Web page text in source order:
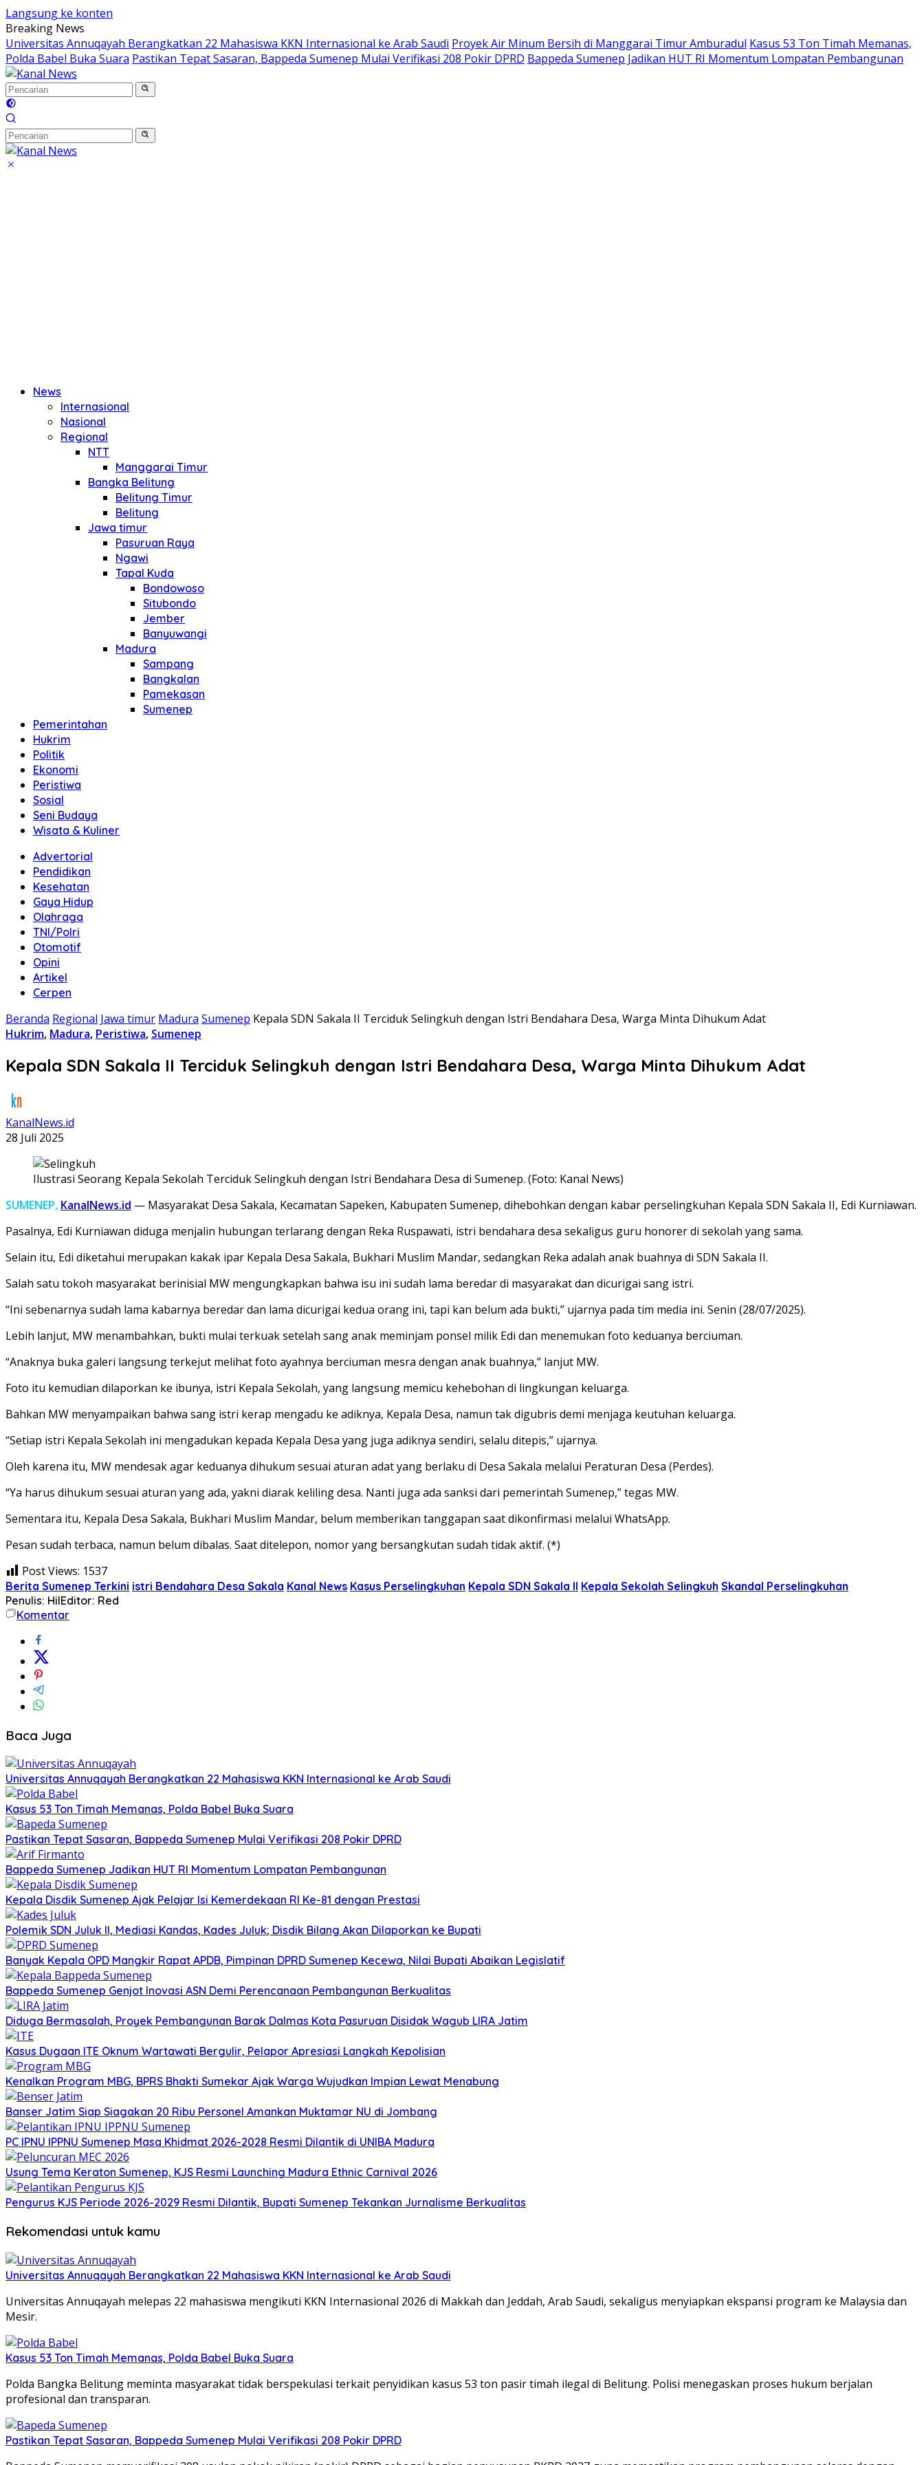
Langsung ke konten
Breaking News
Universitas Annuqayah Berangkatkan 22 Mahasiswa KKN Internasional ke Arab Saudi Proyek Air Minum Bersih di Manggarai Timur Amburadul Kasus 53 Ton Timah Memanas,
Polda Babel Buka Suara Pastikan Tepat Sasaran, Bappeda Sumenep Mulai Verifikasi 208 Pokir DPRD Bappeda Sumenep Jadikan HUT RI Momentum Lompatan Pembangunan
News
Internasional
Nasional
Regional
NTT
Manggarai Timur
Bangka Belitung
Belitung Timur
Belitung
Jawa timur
Pasuruan Raya
Ngawi
Tapal Kuda
Bondowoso
Situbondo
Jember
Banyuwangi
Madura
Sampang
Bangkalan
Pamekasan
Sumenep
Pemerintahan
Hukrim
Politik
Ekonomi
Peristiwa
Sosial
Seni Budaya
Wisata & Kuliner
Advertorial
Pendidikan
Kesehatan
Gaya Hidup
Olahraga
TNI/Polri
Otomotif
Opini
Artikel
Cerpen
Beranda Regional Jawa timur Madura Sumenep Kepala SDN Sakala II Terciduk Selingkuh dengan Istri Bendahara Desa, Warga Minta Dihukum Adat
Hukrim, Madura, Peristiwa, Sumenep
Kepala SDN Sakala II Terciduk Selingkuh dengan Istri Bendahara Desa, Warga Minta Dihukum Adat
KanalNews.id
28 Juli 2025
Ilustrasi Seorang Kepala Sekolah Terciduk Selingkuh dengan Istri Bendahara Desa di Sumenep. (Foto: Kanal News)
SUMENEP, KanalNews.id — Masyarakat Desa Sakala, Kecamatan Sapeken, Kabupaten Sumenep, dihebohkan dengan kabar perselingkuhan Kepala SDN Sakala II, Edi Kurniawan.
Pasalnya, Edi Kurniawan diduga menjalin hubungan terlarang dengan Reka Ruspawati, istri bendahara desa sekaligus guru honorer di sekolah yang sama.
Selain itu, Edi diketahui merupakan kakak ipar Kepala Desa Sakala, Bukhari Muslim Mandar, sedangkan Reka adalah anak buahnya di SDN Sakala II.
Salah satu tokoh masyarakat berinisial MW mengungkapkan bahwa isu ini sudah lama beredar di masyarakat dan dicurigai sang istri.
“Ini sebenarnya sudah lama kabarnya beredar dan lama dicurigai kedua orang ini, tapi kan belum ada bukti,” ujarnya pada tim media ini. Senin (28/07/2025).
Lebih lanjut, MW menambahkan, bukti mulai terkuak setelah sang anak meminjam ponsel milik Edi dan menemukan foto keduanya berciuman.
“Anaknya buka galeri langsung terkejut melihat foto ayahnya berciuman mesra dengan anak buahnya,” lanjut MW.
Foto itu kemudian dilaporkan ke ibunya, istri Kepala Sekolah, yang langsung memicu kehebohan di lingkungan keluarga.
Bahkan MW menyampaikan bahwa sang istri kerap mengadu ke adiknya, Kepala Desa, namun tak digubris demi menjaga keutuhan keluarga.
“Setiap istri Kepala Sekolah ini mengadukan kepada Kepala Desa yang juga adiknya sendiri, selalu ditepis,” ujarnya.
Oleh karena itu, MW mendesak agar keduanya dihukum sesuai aturan adat yang berlaku di Desa Sakala melalui Peraturan Desa (Perdes).
“Ya harus dihukum sesuai aturan yang ada, yakni diarak keliling desa. Nanti juga ada sanksi dari pemerintah Sumenep,” tegas MW.
Sementara itu, Kepala Desa Sakala, Bukhari Muslim Mandar, belum memberikan tanggapan saat dikonfirmasi melalui WhatsApp.
Pesan sudah terbaca, namun belum dibalas. Saat ditelepon, nomor yang bersangkutan sudah tidak aktif. (*)
Post Views: 1537
Berita Sumenep Terkini istri Bendahara Desa Sakala Kanal News Kasus Perselingkuhan Kepala SDN Sakala II Kepala Sekolah Selingkuh Skandal Perselingkuhan
Penulis: HilEditor: Red
Komentar
Baca Juga
Universitas Annuqayah Berangkatkan 22 Mahasiswa KKN Internasional ke Arab Saudi
Kasus 53 Ton Timah Memanas, Polda Babel Buka Suara
Pastikan Tepat Sasaran, Bappeda Sumenep Mulai Verifikasi 208 Pokir DPRD
Bappeda Sumenep Jadikan HUT RI Momentum Lompatan Pembangunan
Kepala Disdik Sumenep Ajak Pelajar Isi Kemerdekaan RI Ke-81 dengan Prestasi
Polemik SDN Juluk II, Mediasi Kandas, Kades Juluk; Disdik Bilang Akan Dilaporkan ke Bupati
Banyak Kepala OPD Mangkir Rapat APDB, Pimpinan DPRD Sumenep Kecewa, Nilai Bupati Abaikan Legislatif
Bappeda Sumenep Genjot Inovasi ASN Demi Perencanaan Pembangunan Berkualitas
Diduga Bermasalah, Proyek Pembangunan Barak Dalmas Kota Pasuruan Disidak Wagub LIRA Jatim
Kasus Dugaan ITE Oknum Wartawati Bergulir, Pelapor Apresiasi Langkah Kepolisian
Kenalkan Program MBG, BPRS Bhakti Sumekar Ajak Warga Wujudkan Impian Lewat Menabung
Banser Jatim Siap Siagakan 20 Ribu Personel Amankan Muktamar NU di Jombang
PC IPNU IPPNU Sumenep Masa Khidmat 2026-2028 Resmi Dilantik di UNIBA Madura
Usung Tema Keraton Sumenep, KJS Resmi Launching Madura Ethnic Carnival 2026
Pengurus KJS Periode 2026-2029 Resmi Dilantik, Bupati Sumenep Tekankan Jurnalisme Berkualitas
Rekomendasi untuk kamu
Universitas Annuqayah Berangkatkan 22 Mahasiswa KKN Internasional ke Arab Saudi
Universitas Annuqayah melepas 22 mahasiswa mengikuti KKN Internasional 2026 di Makkah dan Jeddah, Arab Saudi, sekaligus menyiapkan ekspansi program ke Malaysia dan
Mesir.
Kasus 53 Ton Timah Memanas, Polda Babel Buka Suara
Polda Bangka Belitung meminta masyarakat tidak berspekulasi terkait penyidikan kasus 53 ton pasir timah ilegal di Belitung. Polisi menegaskan proses hukum berjalan
profesional dan transparan.
Pastikan Tepat Sasaran, Bappeda Sumenep Mulai Verifikasi 208 Pokir DPRD